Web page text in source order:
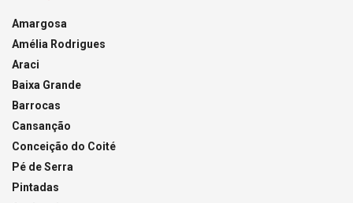
Amargosa
Amélia Rodrigues
Araci
Baixa Grande
Barrocas
Cansanção
Conceição do Coité
Pé de Serra
Pintadas